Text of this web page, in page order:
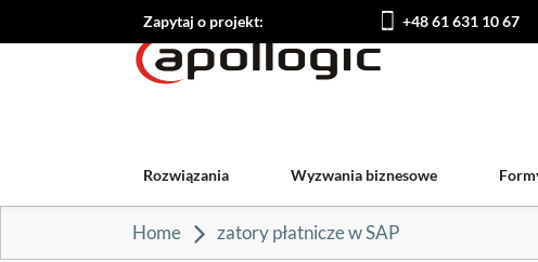
Zapytaj o projekt: +48 61 631 10 67
Rozwiązania Wyzwania biznesowe
Home zatory płatnicze w SAP